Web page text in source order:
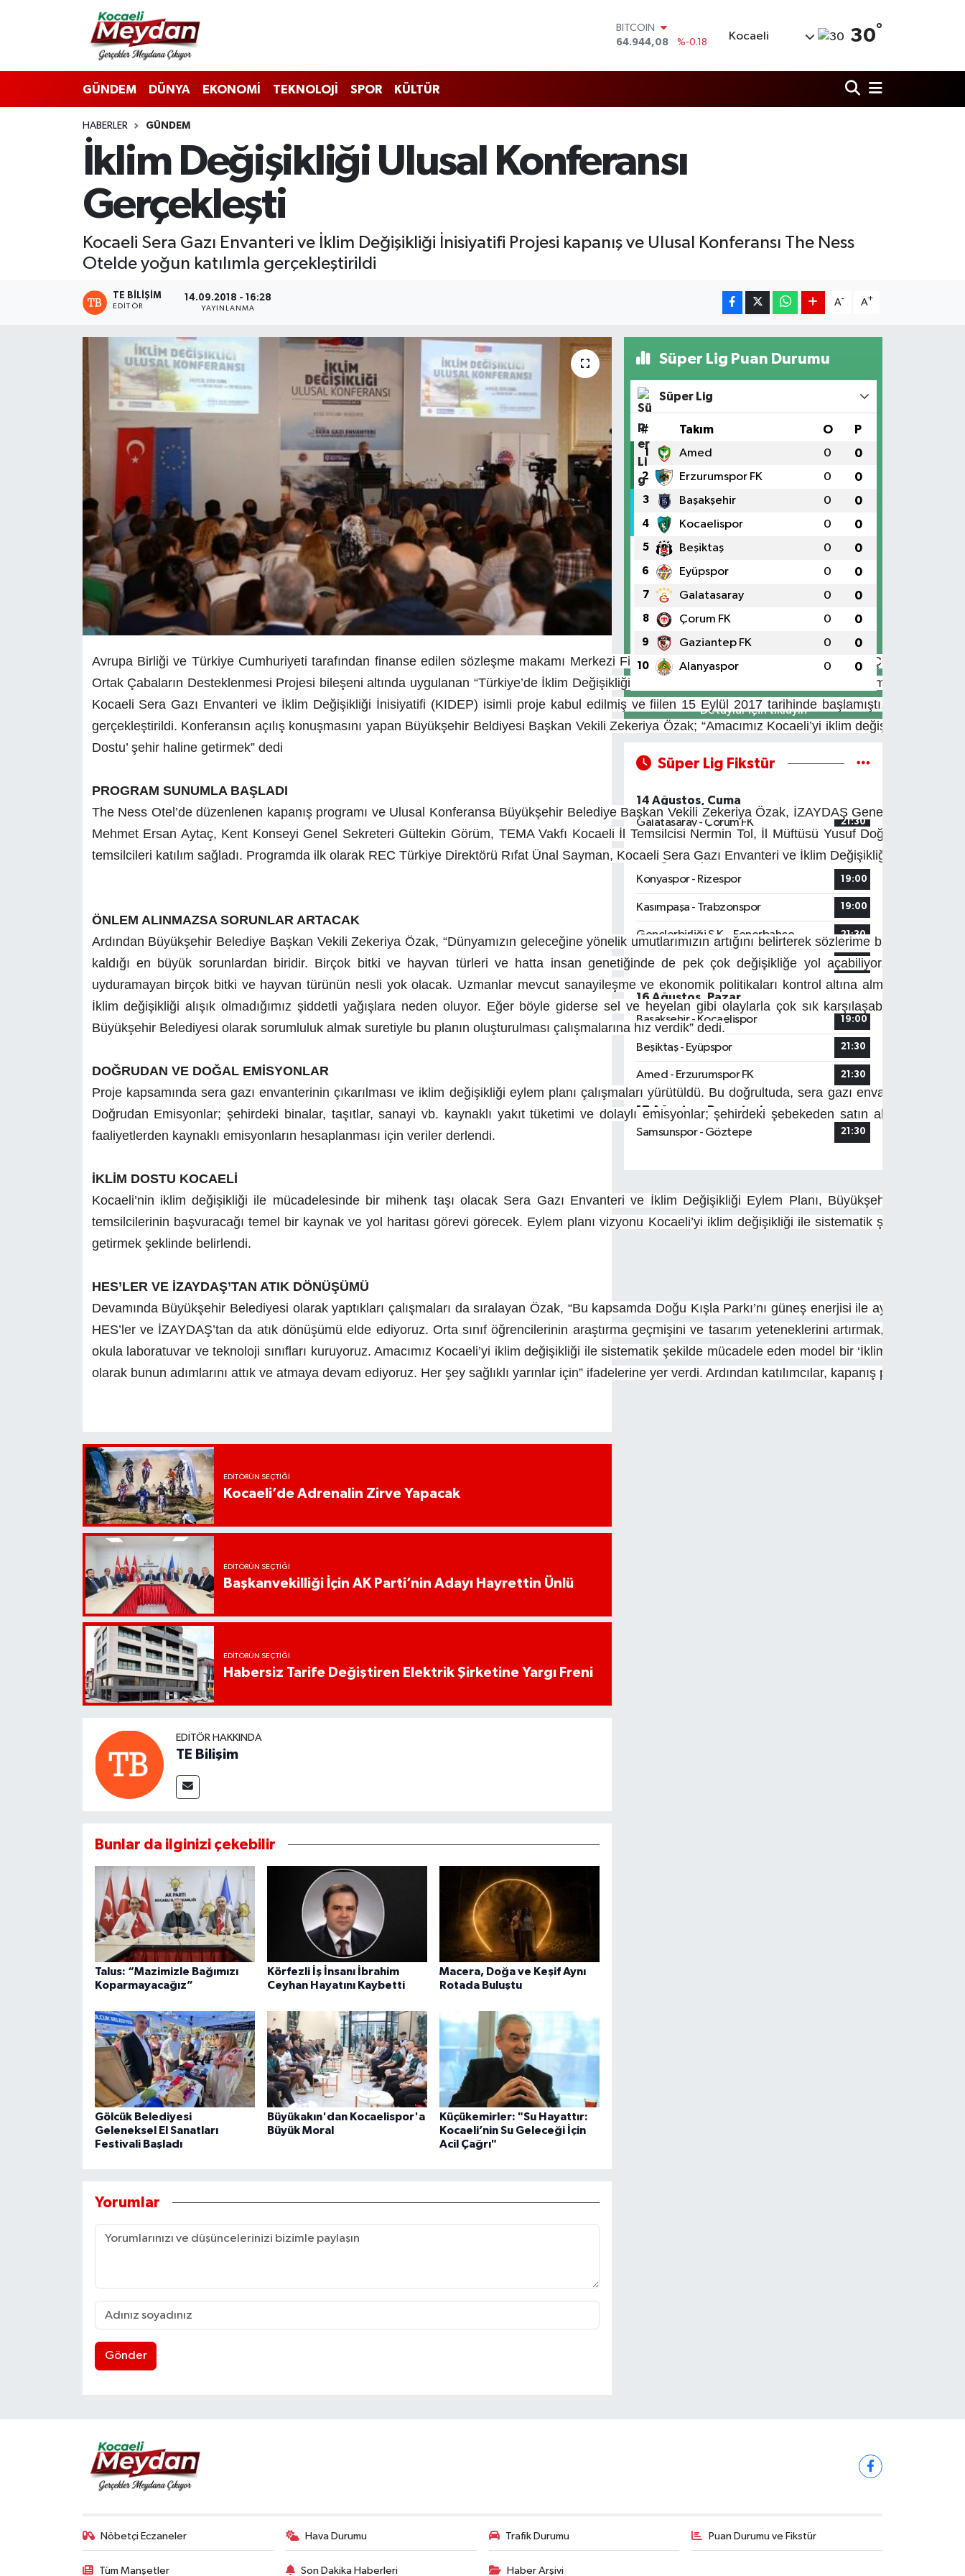
DOLAR
47,7436
%0.18
55,2510
%0.32
13.779
%-14
Kocaeli 30°
GÜNDEM DÜNYA EKONOMİ TEKNOLOJİ SPOR KÜLTÜR
HABERLER GÜNDEM
İklim Değişikliği Ulusal Konferansı
Gerçekleşti
Kocaeli Sera Gazı Envanteri ve İklim Değişikliği İnisiyatifi Projesi kapanış ve Ulusal Konferansı The Ness
Otelde yoğun katılımla gerçekleştirildi
TE BILIŞIM
EDITÖR
14.09.2018 - 16:28
YAYINLANMA
A- A+
Avrupa Birliği ve Türkiye Cumhuriyeti tarafından finanse edilen sözleşme makamı Merkezi Finans ve İhale Birimi ve Ana Yararlanıcısı Çevre ve
Ortak Çabaların Desteklenmesi Projesi bileşeni altında uygulanan “Türkiye’de İklim Değişikliği Alanında Kapasite Geliştirme Hibe Programı”
Kocaeli Sera Gazı Envanteri ve İklim Değişikliği İnisiyatifi (KIDEP) isimli proje kabul edilmiş ve fiilen 15 Eylül 2017 tarihinde başlamıştı. Projenin
gerçekleştirildi. Konferansın açılış konuşmasını yapan Büyükşehir Beldiyesi Başkan Vekili Zekeriya Özak; “Amacımız Kocaeli’yi iklim değişikliği ile
Dostu’ şehir haline getirmek” dedi
PROGRAM SUNUMLA BAŞLADI
The Ness Otel’de düzenlenen kapanış programı ve Ulusal Konferansa Büyükşehir Belediye Başkan Vekili Zekeriya Özak, İZAYDAŞ Genel Müdürü
Mehmet Ersan Aytaç, Kent Konseyi Genel Sekreteri Gültekin Görüm, TEMA Vakfı Kocaeli İl Temsilcisi Nermin Tol, İl Müftüsü Yusuf Doğan, proje
temsilcileri katılım sağladı. Programda ilk olarak REC Türkiye Direktörü Rıfat Ünal Sayman, Kocaeli Sera Gazı Envanteri ve İklim Değişikliği Projesi ve
ÖNLEM ALINMAZSA SORUNLAR ARTACAK
Ardından Büyükşehir Belediye Başkan Vekili Zekeriya Özak, “Dünyamızın geleceğine yönelik umutlarımızın artığını belirterek sözlerime başlamak
kaldığı en büyük sorunlardan biridir. Birçok bitki ve hayvan türleri ve hatta insan genetiğinde de pek çok değişikliğe yol açabiliyor. Böyle
uyduramayan birçok bitki ve hayvan türünün nesli yok olacak. Uzmanlar mevcut sanayileşme ve ekonomik politikaları kontrol altına almadıkları
İklim değişikliği alışık olmadığımız şiddetli yağışlara neden oluyor. Eğer böyle giderse sel ve heyelan gibi olaylarla çok sık karşılaşabiliriz. Onun
Büyükşehir Belediyesi olarak sorumluluk almak suretiyle bu planın oluşturulması çalışmalarına hız verdik” dedi.
DOĞRUDAN VE DOĞAL EMİSYONLAR
Proje kapsamında sera gazı envanterinin çıkarılması ve iklim değişikliği eylem planı çalışmaları yürütüldü. Bu doğrultuda, sera gazı envanteri
Doğrudan Emisyonlar; şehirdeki binalar, taşıtlar, sanayi vb. kaynaklı yakıt tüketimi ve dolaylı emisyonlar; şehirdeki şebekeden satın alınarak
faaliyetlerden kaynaklı emisyonların hesaplanması için veriler derlendi.
İKLİM DOSTU KOCAELİ
Kocaeli’nin iklim değişikliği ile mücadelesinde bir mihenk taşı olacak Sera Gazı Envanteri ve İklim Değişikliği Eylem Planı, Büyükşehir
temsilcilerinin başvuracağı temel bir kaynak ve yol haritası görevi görecek. Eylem planı vizyonu Kocaeli’yi iklim değişikliği ile sistematik şekilde
getirmek şeklinde belirlendi.
HES’LER VE İZAYDAŞ’TAN ATIK DÖNÜŞÜMÜ
Devamında Büyükşehir Belediyesi olarak yaptıkları çalışmaları da sıralayan Özak, “Bu kapsamda Doğu Kışla Parkı’nı güneş enerjisi ile aydınlattık.
HES’ler ve İZAYDAŞ’tan da atık dönüşümü elde ediyoruz. Orta sınıf öğrencilerinin araştırma geçmişini ve tasarım yeteneklerini artırmak, bilim
okula laboratuvar ve teknoloji sınıfları kuruyoruz. Amacımız Kocaeli’yi iklim değişikliği ile sistematik şekilde mücadele eden model bir ‘İklim Dostu’
olarak bunun adımlarını attık ve atmaya devam ediyoruz. Her şey sağlıklı yarınlar için” ifadelerine yer verdi. Ardından katılımcılar, kapanış
EDITÖRÜN SEÇTIĞI
Kocaeli’de Adrenalin Zirve Yapacak
EDITÖRÜN SEÇTIĞI
Başkanvekilliği İçin AK Parti’nin Adayı Hayrettin Ünlü
EDITÖRÜN SEÇTIĞI
Habersiz Tarife Değiştiren Elektrik Şirketine Yargı Freni
EDITÖR HAKKINDA
TE Bilişim
Bunlar da ilginizi çekebilir
Talus: “Mazimizle Bağımızı
Koparmayacağız”
Körfezli İş İnsanı İbrahim
Ceyhan Hayatını Kaybetti
Macera, Doğa ve Keşif Aynı
Rotada Buluştu
Gölcük Belediyesi
Geleneksel El Sanatları
Festivali Başladı
Büyükakın'dan Kocaelispor'a
Büyük Moral
Küçükemirler: "Su Hayattır:
Kocaeli’nin Su Geleceği İçin
Acil Çağrı"
Yorumlar
Gönder
Süper Lig Puan Durumu
Süper Lig
# Takım O P
1 Amed 0 0
2 Erzurumspor FK 0 0
3 Başakşehir 0 0
4 Kocaelispor 0 0
5 Beşiktaş 0 0
6 Eyüpspor 0 0
7 Galatasaray 0 0
8 Çorum FK 0 0
9 Gaziantep FK 0 0
10 Alanyaspor 0 0
Detaylar için tıklayın
Süper Lig Fikstür
14 Ağustos, Cuma
Galatasaray - Çorum FK
21:30
15 Ağustos, Cumartesi
Konyaspor - Rizespor
19:00
Kasımpaşa - Trabzonspor 19:00
Gençlerbirliği S.K. - Fenerbahçe 21:30
Gaziantep FK - Alanyaspor 21:30
16 Ağustos, Pazar
Başakşehir - Kocaelispor
19:00
Beşiktaş - Eyüpspor 21:30
Amed - Erzurumspor FK 21:30
17 Ağustos, Pazartesi
Samsunspor - Göztepe
21:30
Nöbetçi Eczaneler Hava Durumu Trafik Durumu Puan Durumu ve Fikstür
Tüm Manşetler Son Dakika Haberleri Haber Arşivi
Nöbetçi Eczaneler
Hava Durumu
Trafik Durumu
Süper Lig Puan Durumu ve Fikstür
Tüm Manşetler
Son Dakika Haberleri